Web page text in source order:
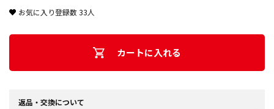
お気に入り登録数33人
カートに入れる
返品・交換について